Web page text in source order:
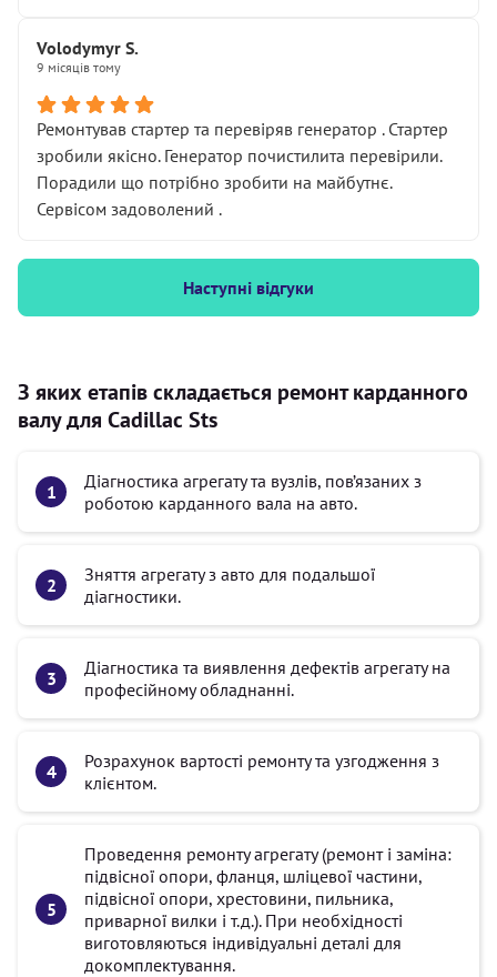
Volodymyr S.
9 місяців тому
Ремонтував стартер та перевіряв генератор . Стартер
зробили якісно. Генератор почистилита перевірили.
Порадили що потрібно зробити на майбутнє.
Сервісом задоволений .
Наступні відгуки
З яких етапів складається ремонт карданного
валу для Cadillac Sts
Діагностика агрегату та вузлів, пов’язаних з
роботою карданного вала на авто.
Зняття агрегату з авто для подальшої
діагностики.
Діагностика та виявлення дефектів агрегату на
професійному обладнанні.
Розрахунок вартості ремонту та узгодження з
клієнтом.
Проведення ремонту агрегату (ремонт і заміна:
підвісної опори, фланця, шліцевої частини,
підвісної опори, хрестовини, пильника,
приварної вилки і т.д.). При необхідності
виготовляються індивідуальні деталі для
докомплектування.